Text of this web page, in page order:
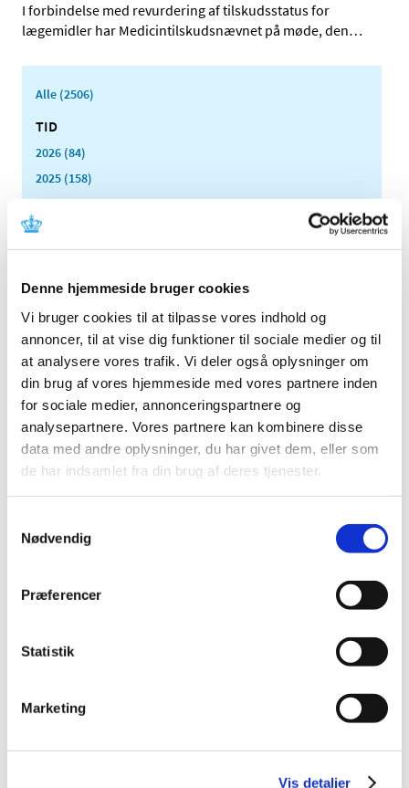
Denne hjemmeside bruger cookies
Vi bruger cookies til at tilpasse vores indhold og
annoncer, til at vise dig funktioner til sociale medier og til
at analysere vores trafik. Vi deler også oplysninger om
din brug af vores hjemmeside med vores partnere inden
for sociale medier, annonceringspartnere og
analysepartnere. Vores partnere kan kombinere disse
data med andre oplysninger, du har givet dem, eller som
de har indsamlet fra din brug af deres tjenester.
Nødvendig
Præferencer
Statistik
Marketing
Vis detaljer
I forbindelse med revurdering af tilskudsstatus for
lægemidler har Medicintilskudsnævnet på møde, den…
Alle (2506)
TID
2026 (84)
2025 (158)
2024 (224)
2023 (195)
2022 (197)
2021 (516)
2019 (159)
2018 (150)
2017 (167)
2016 (167)
2015 (33)
2014 (44)
2011 (13)
2009 (14)
oktober (1)
januar (1)